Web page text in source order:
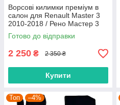
Ворсові килимки преміум в
салон для Renault Master 3
2010-2018 / Рено Мастер 3
килимки
Готово до відправки
2 250 ₴ 2 350 ₴
Купити
Топ –4%